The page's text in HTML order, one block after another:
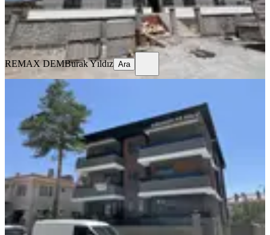
REMAX DEMBurak Yıldız
REMAX DEMBurak Yıldız Ara
SIFIR BİNA
Remax Dem'den Halitpaşa Mah. 1+1
Kiralık Daire
Merkez, Halitpaşa Mahallesi
1+1·65 m² 2. Kat·04.08.2026
16.500 ₺
REMAX DEM Burak Yıldız
Ara